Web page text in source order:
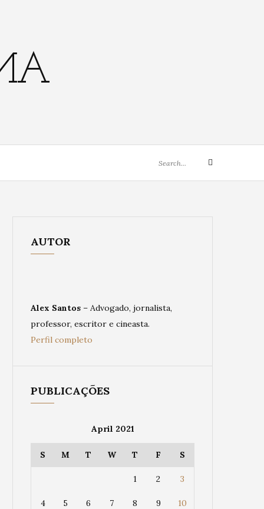
for:
Search
AUTOR
Alex Santos – Advogado, jornalista,
professor, escritor e cineasta.
Perfil completo
PUBLICAÇÕES
April 2021
S M T W T F S
1 2 3
4 5 6 7 8 9 10